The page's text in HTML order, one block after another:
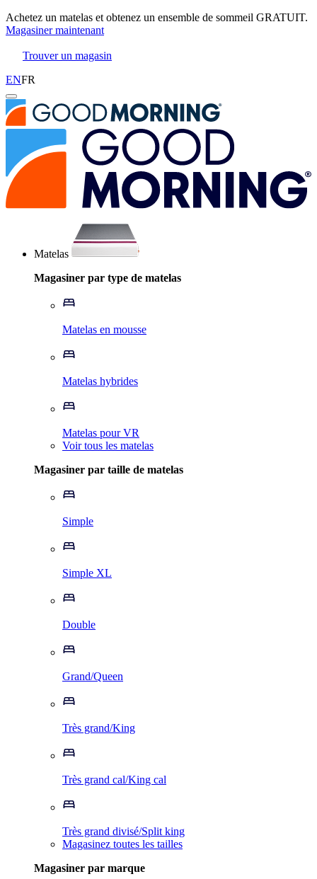
Jusqu’à 440 $ de rabais sur les bases de lit ajustables
01113757Conditions
Trouver un magasin
ENFR
Matelas
Magasiner par type de matelas
Matelas en mousse
Matelas hybrides
Matelas pour VR
Voir tous les matelas
Magasiner par taille de matelas
Simple
Simple XL
Double
Grand/Queen
Très grand/King
Très grand cal/King cal
Très grand divisé/Split king
Magasinez toutes les tailles
Magasiner par marque